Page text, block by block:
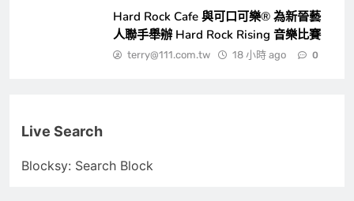
Hard Rock Cafe 與可口可樂® 為新晉藝
人聯手舉辦 Hard Rock Rising 音樂比賽
terry@111.com.tw 18 小時 ago 0
Live Search
Blocksy: Search Block